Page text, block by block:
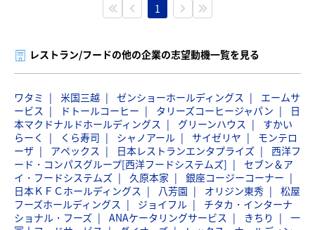
1
レストラン/フードの他の企業の志望動機一覧を見る
ワタミ 米国三越 ゼンショーホールディングス
エームサ
ービス
ドトールコーヒー タリーズコーヒージャパン
日
本マクドナルドホールディングス
グリーンハウス
すかい
らーく
くら寿司 シャノアール サイゼリヤ
モンテロ
ーザ
アペックス 日本レストランエンタプライズ
西洋フ
ード・コンパスグループ[西洋フードシステムズ]
セブン＆ア
イ・フードシステムズ
久原本家
銀座コージーコーナー
日本ＫＦＣホールディングス
八芳園 オリジン東秀
松屋
フーズホールディングス
ジョイフル
チタカ・インターナ
ショナル・フーズ
ANAケータリングサービス きちり
一